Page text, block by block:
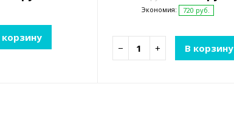
корзину
Экономия: 720 руб.
− + В корзину